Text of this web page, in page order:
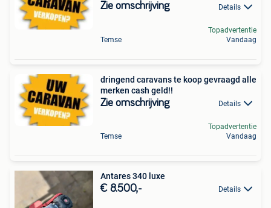
Zie omschrijving Details
Temse
Topadvertentie
Vandaag
dringend caravans te koop gevraagd alle
merken cash geld!!
Zie omschrijving Details
Temse
Topadvertentie
Vandaag
Antares 340 luxe
€ 8.500,- Details